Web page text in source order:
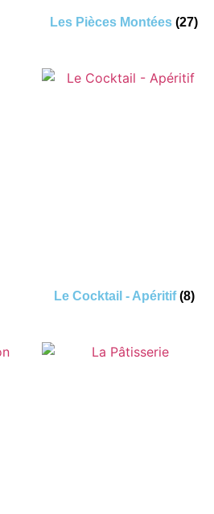
Les Pièces Montées (27)
Le Cocktail - Apéritif(8)